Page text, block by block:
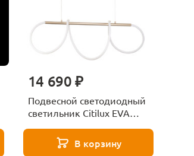
14 690 ₽
Подвесной светодиодный
светильник Citilux EVA
В корзину